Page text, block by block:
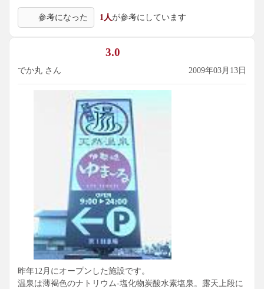
こちらは人口炭酸泉ながら、低めの湯温で体じゅう泡泡が楽
しめます。
源泉掛け流しの二段式岩風呂、檜風呂、寝湯があります。
岩風呂の上段は４３度くらいの熱め、なのに結構な泡付
炭酸泉ってこんなに熱くてもこんなに泡が付くもの？？
下槽のぬる湯のほうはまったく泡は付きませんでした･･。
露天エリアは源泉だけあって内湯より香りも強く温泉気分も
満喫できます。
女性の寝湯には屋根がかかり腰高の壁が巡らしてあります。
寝湯って無防備な姿態を晒す事になりますので、
視界を遮らずに目隠しとなるこの壁は非常にありがたい。
サウナも2箇所あり、他にアカスリや手もみ処にも力を入れて
平日580円は十分満足できる料金だと思います。
参考になった 1人が参考にしています
3.0
でか丸 さん 2009年03月13日
昨年12月にオープンした施設です。
温泉は薄褐色のナトリウム-塩化物炭酸水素塩泉。露天上段に